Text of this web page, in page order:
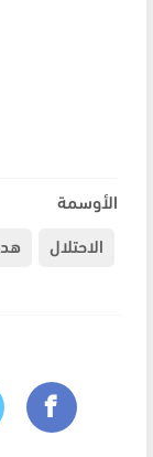
الأوسمة
الاحتلال